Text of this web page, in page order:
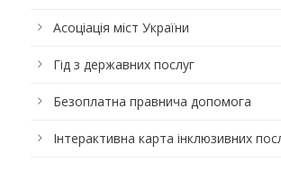
Асоціація міст України
Гід з державних послуг
Безоплатна правнича допомога
Інтерактивна карта інклюзивних